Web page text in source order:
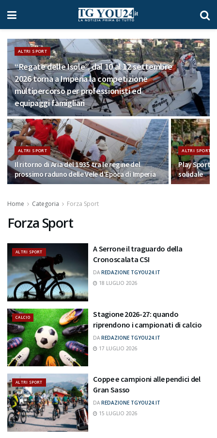
ALTRI SPORT
“Regate delle Isole”, dal 10 al 12 settembre
2026 torna a Imperia la competizione
multipercorso per professionisti ed
equipaggi famigliari
ALTRI SPORT
Il ritorno di Aria del 1935 tra le regine del
prossimo raduno delle Vele d’Epoca di Imperia
ALTRI SPORT
Play Sport
solidale
Home Categoria Forza Sport
Forza Sport
ALTRI SPORT
A Serrone il traguardo della
Cronoscalata CSI
DA REDAZIONE TGYOU24.IT
18 LUGLIO 2026
CALCIO
Stagione 2026-27: quando
riprendono i campionati di calcio
DA REDAZIONE TGYOU24.IT
17 LUGLIO 2026
ALTRI SPORT
Coppe e campioni alle pendici del
Gran Sasso
DA REDAZIONE TGYOU24.IT
15 LUGLIO 2026